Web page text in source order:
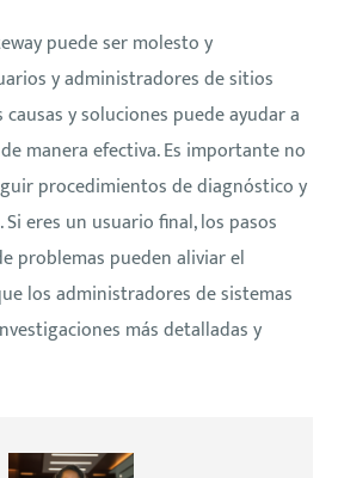
puede ser molesto y
y administradores de sitios
y soluciones puede ayudar a
manera efectiva. Es importante no
procedimientos de diagnóstico y
eres un usuario final, los pasos
problemas pueden aliviar el
los administradores de sistemas
más detalladas y